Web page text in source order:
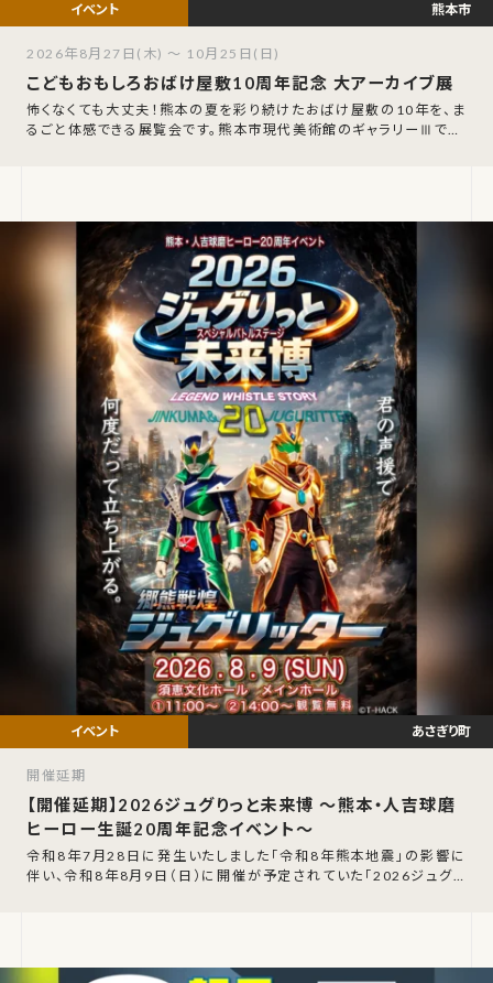
こどもおもしろおばけ屋敷10周年記念 大アーカイブ展
怖くなくても大丈夫！熊本の夏を彩り続けたおばけ屋敷の10年を、ま
るごと体感できる展覧会です。熊本市現代美術館のギャラリーⅢで、2
熊本市
2026年8月27日(木) ～ 10月25日(日)
【開催延期】2026ジュグりっと未来博 〜熊本・人吉球磨
ヒーロー生誕20周年記念イベント〜
令和8年7月28日に発生いたしました「令和8年熊本地震」の影響に
伴い、令和8年8月9日（日）に開催が予定されていた「2026ジュグり
あさぎり町
開催延期